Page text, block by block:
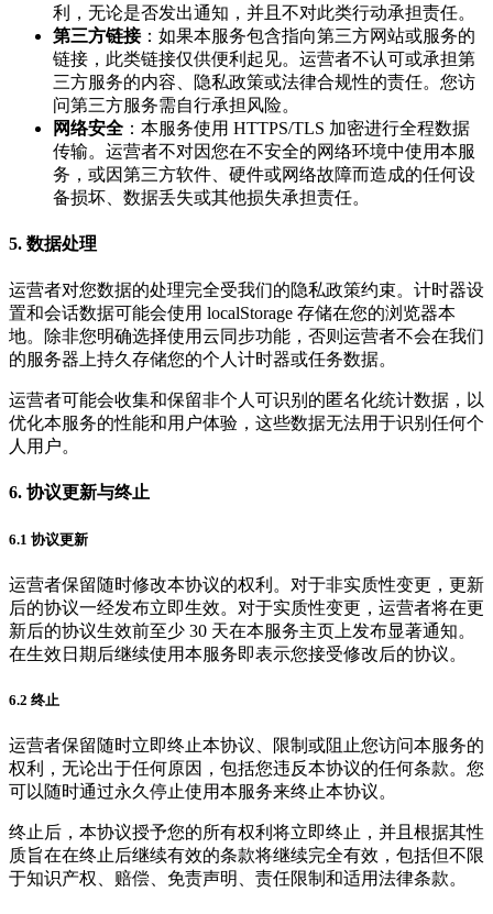
利，无论是否发出通知，并且不对此类行动承担责任。
第三方链接：如果本服务包含指向第三方网站或服务的
链接，此类链接仅供便利起见。运营者不认可或承担第
三方服务的内容、隐私政策或法律合规性的责任。您访
问第三方服务需自行承担风险。
网络安全 ：本服务使用 HTTPS/TLS 加密进行全程数据
传输。运营者不对因您在不安全的网络环境中使用本服
务，或因第三方软件、硬件或网络故障而造成的任何设
备损坏、数据丢失或其他损失承担责任。
5. 数据处理
运营者对您数据的处理完全受我们的隐私政策约束。计时器设
置和会话数据可能会使用 localStorage 存储在您的浏览器本
地。除非您明确选择使用云同步功能，否则运营者不会在我们
的服务器上持久存储您的个人计时器或任务数据。
运营者可能会收集和保留非个人可识别的匿名化统计数据，以
优化本服务的性能和用户体验，这些数据无法用于识别任何个
人用户。
6. 协议更新与终止
6.1 协议更新
运营者保留随时修改本协议的权利。对于非实质性变更，更新
后的协议一经发布立即生效。对于实质性变更，运营者将在更
新后的协议生效前至少 30 天在本服务主页上发布显著通知。
在生效日期后继续使用本服务即表示您接受修改后的协议。
6.2 终止
运营者保留随时立即终止本协议、限制或阻止您访问本服务的
权利，无论出于任何原因，包括您违反本协议的任何条款。您
可以随时通过永久停止使用本服务来终止本协议。
终止后，本协议授予您的所有权利将立即终止，并且根据其性
质旨在在终止后继续有效的条款将继续完全有效，包括但不限
于知识产权、赔偿、免责声明、责任限制和适用法律条款。